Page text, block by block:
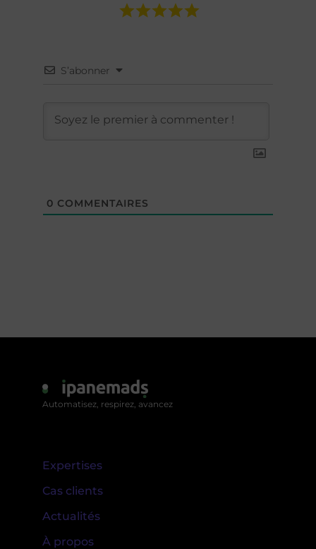
S’abonner
0 COMMENTAIRES
Automatisez, respirez, avancez
Expertises
Cas clients
Actualités
À propos